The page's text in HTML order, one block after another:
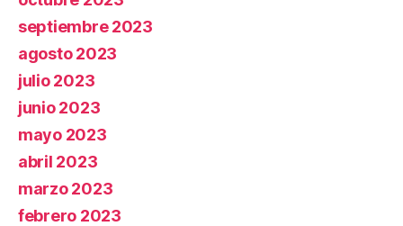
septiembre 2023
agosto 2023
julio 2023
junio 2023
mayo 2023
abril 2023
marzo 2023
febrero 2023